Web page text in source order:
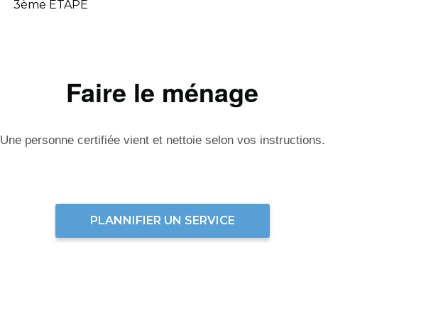
3ème ÉTAPE
Faire le ménage
Une personne certifiée vient et nettoie selon vos instructions.
PLANNIFIER UN SERVICE